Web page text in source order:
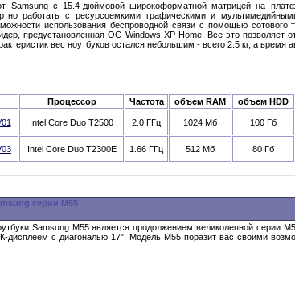
Samsung c 15.4-дюймовой широкоформатной матрицей на
работать с ресурсоемкими графическими и
использования беспроводной связи с помощью сотового
предустановленная ОС Windows XP Home. Все это позволяет
вес ноутбуков остался небольшим - всего 2.5 кг, а время
Процессор Частота объем RAM объем HDD
Intel Core Duo T2500 2.0 ГГц 1024 Мб 100 Гб
Intel Core Duo T2300E 1.66 ГГц 512 Мб 80 Гб
серии M55
Samsung M55 является продолжением великолепной
дисплеем с диагональю 17". Модель М55 поразит вас своими